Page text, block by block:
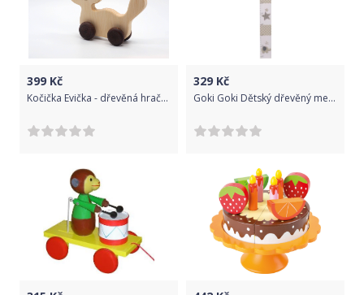
399 Kč
Kočička Evička - dřevěná hračka
329 Kč
Goki Goki Dětský dřevěný metr - Sloník